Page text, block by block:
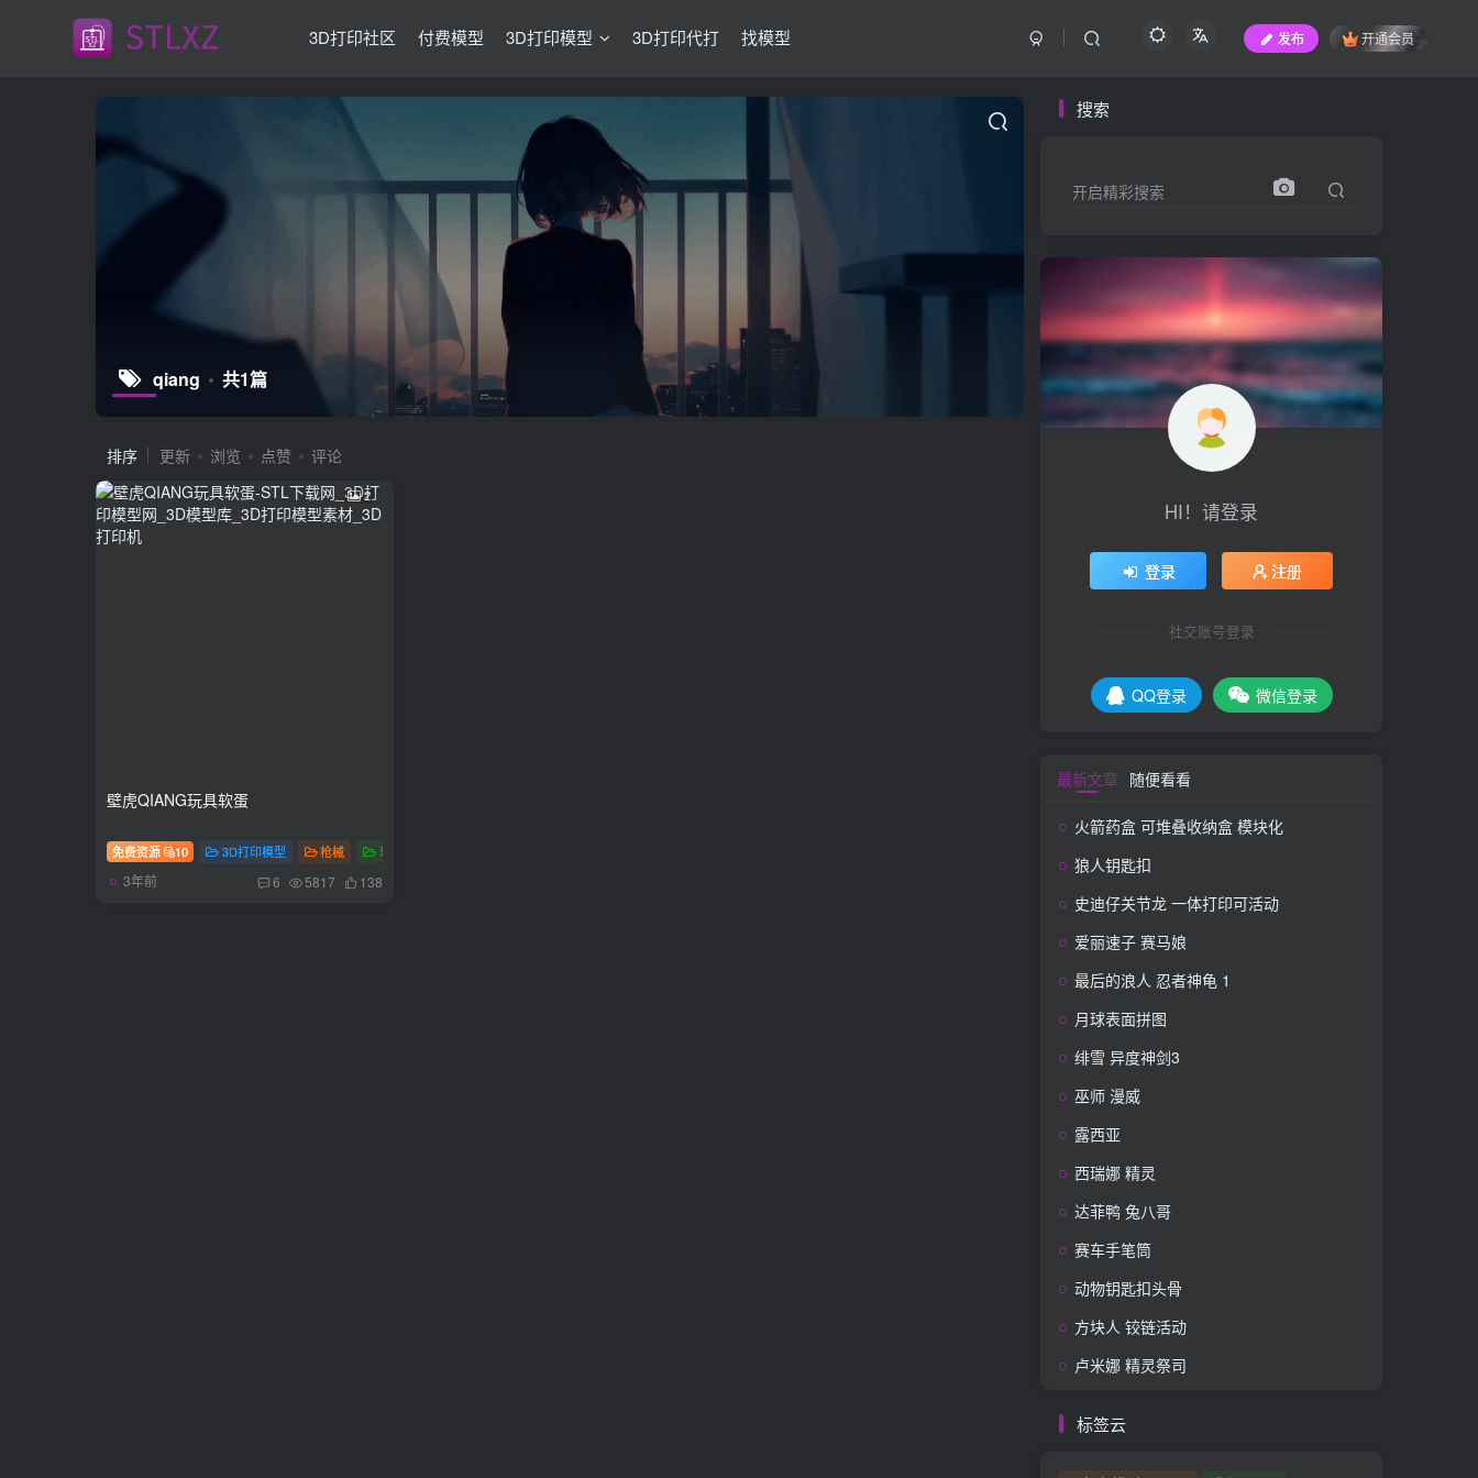
3D打印社区 付费模型 3D打印模型 3D打印代打 找模型 发布 开通会员
qiang 共1篇
排序 更新 浏览 点赞 评论
2
壁虎QIANG玩具软蛋
免费资源 10 3D打印模型 枪械 玩具
3年前 6 5817 138
搜索
开启精彩搜索
HI！请登录
登录 注册
社交账号登录
QQ登录 微信登录
最新文章 随便看看
火箭药盒 可堆叠收纳盒 模块化
狼人钥匙扣
史迪仔关节龙 一体打印可活动
爱丽速子 赛马娘
最后的浪人 忍者神龟 1
月球表面拼图
绯雪 异度神剑3
巫师 漫威
露西亚
西瑞娜 精灵
达菲鸭 兔八哥
赛车手笔筒
动物钥匙扣头骨
方块人 铰链活动
卢米娜 精灵祭司
标签云